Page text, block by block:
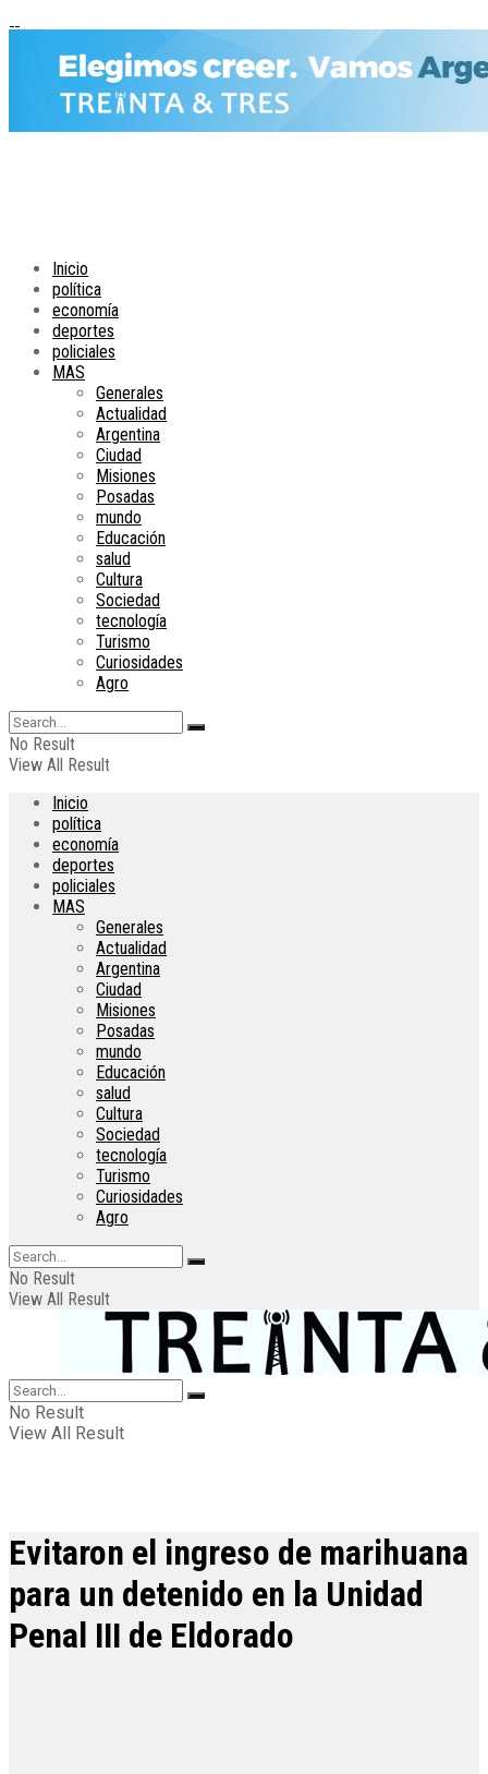
Inicio
política
economía
deportes
policiales
MAS
Generales
Actualidad
Argentina
Ciudad
Misiones
Posadas
mundo
Educación
salud
Cultura
Sociedad
tecnología
Turismo
Curiosidades
Agro
No Result
View All Result
Inicio
política
economía
deportes
policiales
MAS
Generales
Actualidad
Argentina
Ciudad
Misiones
Posadas
mundo
Educación
salud
Cultura
Sociedad
tecnología
Turismo
Curiosidades
Agro
No Result
View All Result
No Result
View All Result
Evitaron el ingreso de marihuana
para un detenido en la Unidad
Penal III de Eldorado